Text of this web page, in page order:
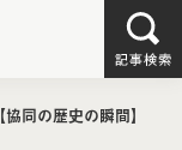
【協同の歴史の瞬間】